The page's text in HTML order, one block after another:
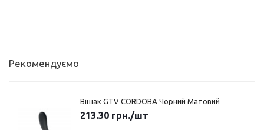
Рекомендуємо
Вішак GTV CORDOBA Чорний Матовий
213.30 грн./шт